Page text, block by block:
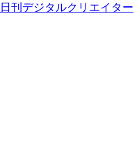
日刊デジタルクリエイター